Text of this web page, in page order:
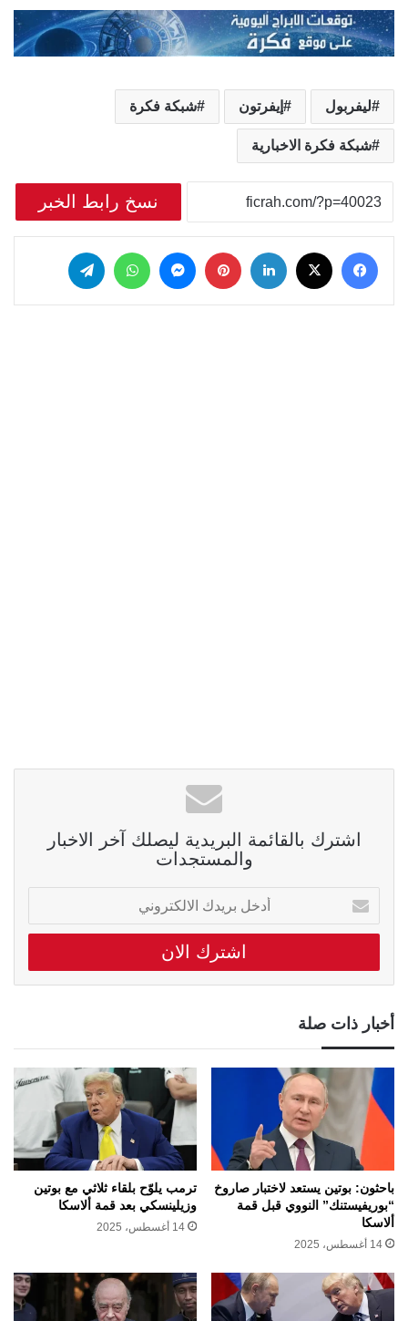
ليفربول إيفرتون شبكة فكرة
شبكة فكرة الاخبارية
نسخ رابط الخبر
فيسبوك لينكدإن بينتيريست
ماسنجر واتساب
اشترك بالقائمة البريدية ليصلك آخر الاخبار
والمستجدات
أدخل
بريدك
الالكتروني
أخبار ذات صلة
باحثون: بوتين يستعد لاختبار صاروخ
“بوريفيستنك” النووي قبل قمة
ألاسكا
14 أغسطس، 2025
ترمب يلوّح بلقاء ثلاثي مع بوتين
وزيلينسكي بعد قمة ألاسكا
14 أغسطس، 2025